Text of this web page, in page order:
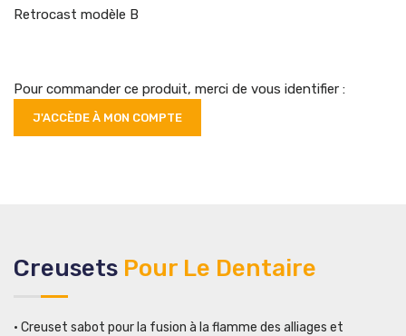
Retrocast modèle B
Pour commander ce produit, merci de vous identifier :
J'ACCÈDE À MON COMPTE
Creusets Pour Le Dentaire
• Creuset sabot pour la fusion à la flamme des alliages et